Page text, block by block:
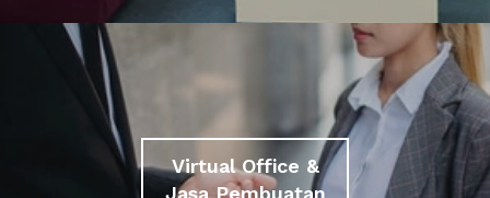
Virtual Office &
Jasa Pembuatan